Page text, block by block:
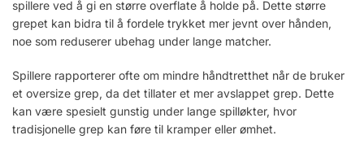
spillere ved å gi en større overflate å holde på. Dette større
grepet kan bidra til å fordele trykket mer jevnt over hånden,
noe som reduserer ubehag under lange matcher.
Spillere rapporterer ofte om mindre håndtretthet når de bruker
et oversize grep, da det tillater et mer avslappet grep. Dette
kan være spesielt gunstig under lange spilløkter, hvor
tradisjonelle grep kan føre til kramper eller ømhet.